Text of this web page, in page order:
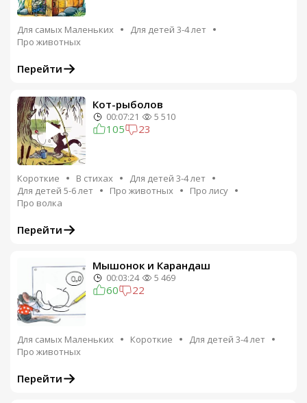
Для самых Маленьких
Для детей 3-4 лет
Про животных
Перейти
Кот-рыболов
00:07:21 5 510
105 23
Короткие В стихах
Для детей 3-4 лет
Для детей 5-6 лет
Про животных
Про лису
Про волка
Перейти
Мышонок и Карандаш
00:03:24 5 469
60 22
Для самых Маленьких Короткие
Для детей 3-4 лет
Про животных
Перейти